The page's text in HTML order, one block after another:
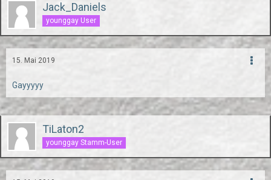
Jack_Daniels
younggay User
15. Mai 2019
Gayyyyy
TiLaton2
younggay Stamm-User